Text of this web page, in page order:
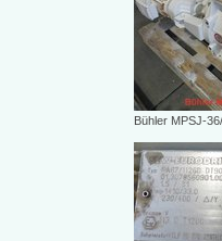
Bühler MPSJ-